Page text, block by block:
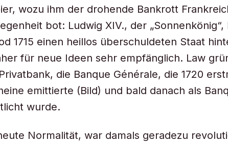
wozu ihm der drohende Bankrott
bot: Ludwig XIV., der „Sonnenkönig“,
1715 einen heillos überschuldeten Staat
für neue Ideen sehr empfänglich. Law
die Banque Générale, die 1720
emittierte (Bild) und bald danach als
wurde.
Normalität, war damals geradezu